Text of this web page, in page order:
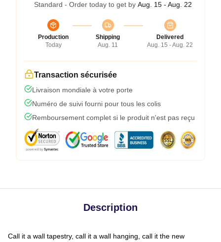
Standard - Order today to get by Aug. 15 - Aug. 22
Production
Today
Shipping
Aug. 11
Delivered
Aug. 15 - Aug. 22
Transaction sécurisée
Livraison mondiale à votre porte
Numéro de suivi fourni pour tous les colis
Remboursement complet si le produit n'est pas reçu
Description
Call it a wall tapestry, call it a wall hanging, call it the new